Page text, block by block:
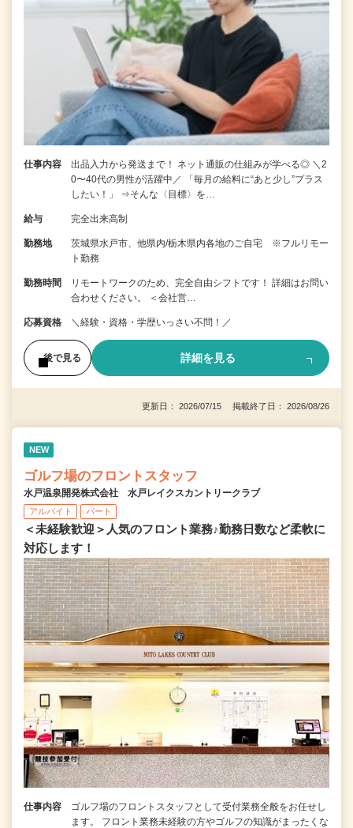
仕事内容
出品入力から発送まで！ ネット通販の仕組みが学べる◎ ＼2
0〜40代の男性が活躍中／ 「毎月の給料に“あと少し”プラス
したい！」 ⇒そんな〈目標〉を…
給与 完全出来高制
勤務地
茨城県水戸市、他県内/栃木県内各地のご自宅 ※フルリモー
ト勤務
勤務時間
リモートワークのため、完全自由シフトです！ 詳細はお問い
合わせください。 ＜会社営…
応募資格 ＼経験・資格・学歴いっさい不問！／
後で見る 詳細を見る
更新日： 2026/07/15 掲載終了日： 2026/08/26
NEW
ゴルフ場のフロントスタッフ
水戸温泉開発株式会社 水戸レイクスカントリークラブ
アルバイト パート
＜未経験歓迎＞人気のフロント業務♪勤務日数など柔軟に
対応します！
仕事内容
ゴルフ場のフロントスタッフとして受付業務全般をお任せし
ます。 フロント業務未経験の方やゴルフの知識がまったくな